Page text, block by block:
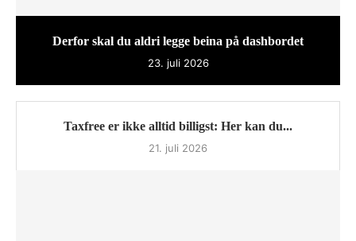
Derfor skal du aldri legge beina på dashbordet
23. juli 2026
Taxfree er ikke alltid billigst: Her kan du...
21. juli 2026